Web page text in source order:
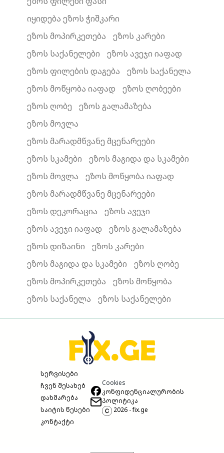
იყიდება ეზოს ჭიშკარი
ეზოს მოპირკეთება
ეზოს კარები
ეზოს საქანელები
ეზოს ავეჯი იაფად
ეზოს ფილების დაგება
ეზოს საქანელა
ეზოს მოწყობა იაფად
ეზოს ღობეები
ეზოს ღობე
ეზოს გალამაზება
ეზოს მოვლა
ეზოს მარადმწვანე მცენარეები
ეზოს სკამები
ეზოს მაგიდა და სკამები
ეზოს მოვლა
ეზოს მოწყობა იაფად
ეზოს მარადმწვანე მცენარეები
ეზოს დეკორაცია
ეზოს ავეჯი
ეზოს ავეჯი იაფად
ეზოს გალამაზება
ეზოს დიზაინი
ეზოს კარები
ეზოს მაგიდა და სკამები
ეზოს ღობე
ეზოს მოპირკეთება
ეზოს მოწყობა
ეზოს საქანელა
ეზოს საქანელები
სერვისები
ჩვენ შესახებ
დახმარება
საიტის წესები
კონტაქტი
Cookies
კონფიდენციალურობის
პოლიტიკა
2026 - fix.ge